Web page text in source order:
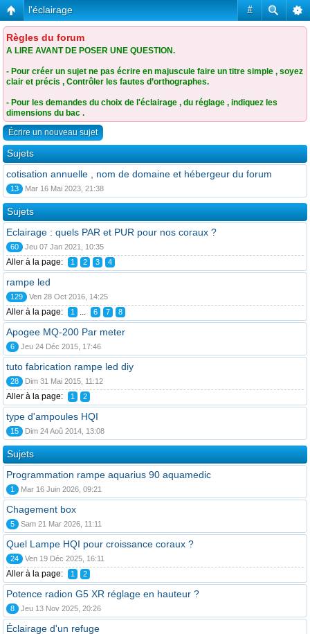
#
l'éclairage
Règles du forum
A LIRE AVANT DE POSER UNE QUESTION.
- Pour créer un sujet ne pas écrire en majuscule faire un titre simple , soyez
clair et précis , Contrôler les fautes d’orthographes.
- Pour les demandes du choix de l'éclairage , du réglage , indiquez les
dimensions du bac .
Écrire un nouveau sujet
Sujets
cotisation annuelle , nom de domaine et hébergeur du forum
13 Mar 16 Mai 2023, 21:38
Sujets
Eclairage : quels PAR et PUR pour nos coraux ?
60 Jeu 07 Jan 2021, 10:35
Aller à la page: 1 2 3 4
rampe led
129 Ven 28 Oct 2016, 14:25
Aller à la page: 1 ... 6 7 8
Apogee MQ-200 Par meter
6 Jeu 24 Déc 2015, 17:46
tuto fabrication rampe led diy
28 Dim 31 Mai 2015, 11:12
Aller à la page: 1 2
type d'ampoules HQI
15 Dim 24 Aoû 2014, 13:08
Sujets
Programmation rampe aquarius 90 aquamedic
1 Mar 16 Juin 2026, 09:21
Chagement box
5 Sam 21 Mar 2026, 11:11
Quel Lampe HQI pour croissance coraux ?
24 Ven 19 Déc 2025, 16:11
Aller à la page: 1 2
Potence radion G5 XR réglage en hauteur ?
8 Jeu 13 Nov 2025, 20:26
Éclairage d'un refuge